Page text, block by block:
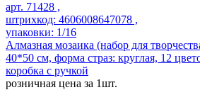
арт. 71428 ,
штрихкод: 4606008647078 ,
упаковки: 1/16
Алмазная мозаика (набор для
40*50 см, форма страз: круглая, 12
коробка с ручкой
розничная цена за 1шт.